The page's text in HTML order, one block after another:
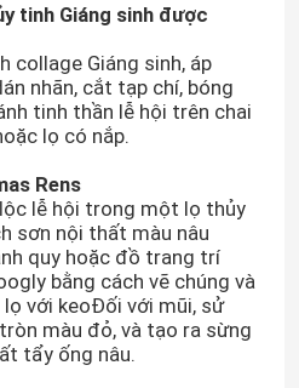
tinh Giáng sinh được
collage Giáng sinh, áp
nhãn, cắt tạp chí, bóng
tinh thần lễ hội trên chai
lọ có nắp.
Rens
lễ hội trong một lọ thủy
sơn nội thất màu nâu
quy hoặc đồ trang trí
bằng cách vẽ chúng và
với keoĐối với mũi, sử
màu đỏ, và tạo ra sừng
tẩy ống nâu.